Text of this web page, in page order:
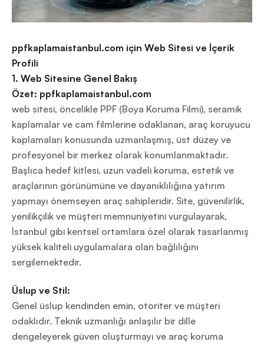
ppfkaplamaistanbul.com için Web Sitesi ve İçerik
Profili
1. Web Sitesine Genel Bakış
Özet: ppfkaplamaistanbul.com
web sitesi, öncelikle PPF (Boya Koruma Filmi), seramik
kaplamalar ve cam filmlerine odaklanan, araç koruyucu
kaplamaları konusunda uzmanlaşmış, üst düzey ve
profesyonel bir merkez olarak konumlanmaktadır.
Başlıca hedef kitlesi, uzun vadeli koruma, estetik ve
araçlarının görünümüne ve dayanıklılığına yatırım
yapmayı önemseyen araç sahipleridir. Site, güvenilirlik,
yenilikçilik ve müşteri memnuniyetini vurgulayarak,
İstanbul gibi kentsel ortamlara özel olarak tasarlanmış
yüksek kaliteli uygulamalara olan bağlılığını
sergilemektedir.
Üslup ve Stil:
Genel üslup kendinden emin, otoriter ve müşteri
odaklıdır. Teknik uzmanlığı anlaşılır bir dille
dengeleyerek güven oluşturmayı ve araç koruma